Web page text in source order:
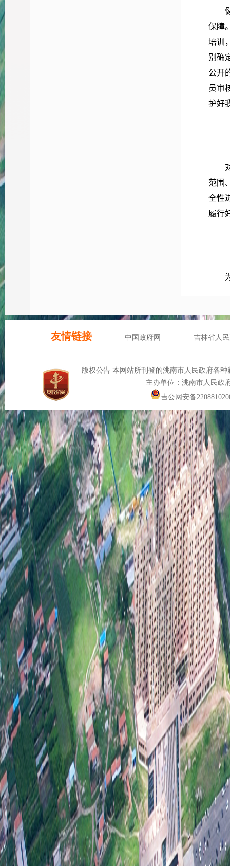
保障
培训
别确
公开
员审
护好
范围
全性
履行
及
存在
2